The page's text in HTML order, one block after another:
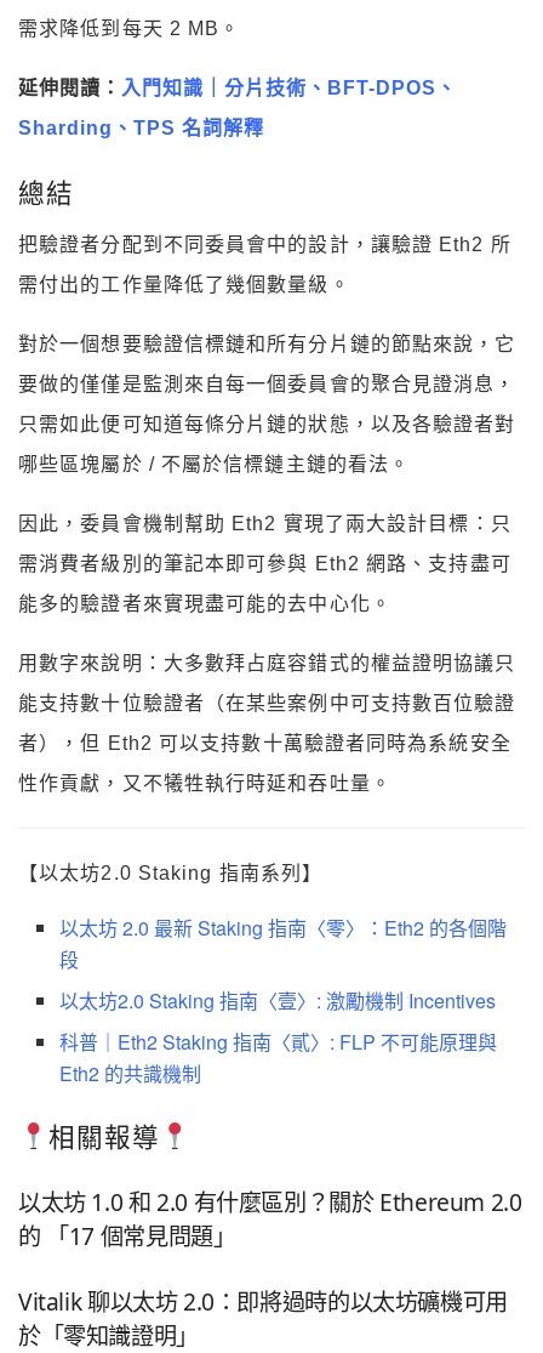
需求降低到每天 2 MB。
延伸閱讀： 入門知識｜分片技術、BFT-DPOS、
Sharding、TPS 名詞解釋
總結
把驗證者分配到不同委員會中的設計，讓驗證 Eth2 所
需付出的工作量降低了幾個數量級。
對於一個想要驗證信標鏈和所有分片鏈的節點來說，它
要做的僅僅是監測來自每一個委員會的聚合見證消息，
只需如此便可知道每條分片鏈的狀態，以及各驗證者對
哪些區塊屬於 / 不屬於信標鏈主鏈的看法。
因此，委員會機制幫助 Eth2 實現了兩大設計目標：只
需消費者級別的筆記本即可參與 Eth2 網路、支持盡可
能多的驗證者來實現盡可能的去中心化。
用數字來說明：大多數拜占庭容錯式的權益證明協議只
能支持數十位驗證者（在某些案例中可支持數百位驗證
者），但 Eth2 可以支持數十萬驗證者同時為系統安全
性作貢獻，又不犧牲執行時延和吞吐量。
【以太坊2.0 Staking 指南系列】
以太坊 2.0 最新 Staking 指南〈零〉：Eth2 的各個階
段
以太坊2.0 Staking 指南〈壹〉: 激勵機制 Incentives
科普｜Eth2 Staking 指南〈貳〉: FLP 不可能原理與
Eth2 的共識機制
相關報導
以太坊 1.0 和 2.0 有什麼區別？關於 Ethereum 2.0
的 「17 個常見問題」
Vitalik 聊以太坊 2.0：即將過時的以太坊礦機可用
於「零知識證明」